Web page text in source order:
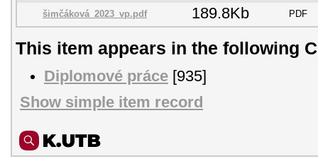
šimčáková_2023_vp.pdf 189.8Kb PDF
This item appears in the following
Diplomové práce [935]
Show simple item record